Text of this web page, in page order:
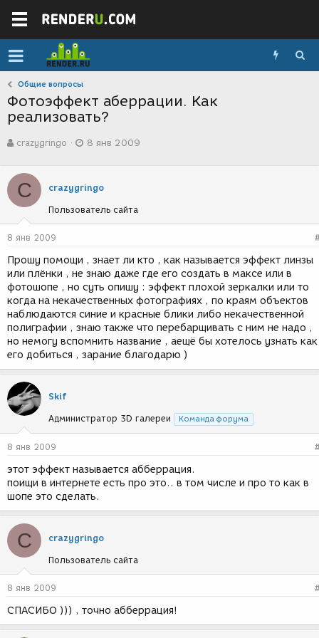
Общие вопросы
Фотоэффект аберрации. Как
реализовать?
в
о
р
т
е
м
ы
crazygringo
а
с
з
д
и
я
8 янв 2009
C crazygringo
Пользователь сайта
8 янв 2009
Прошу помощи , знает ли кто , как называется эффект линзы
или плёнки , не знаю даже где его создать в максе или в
фотошопе , но суть опишу : эффект плохой зеркалки или то
когда на некачественных фотографиях , по краям объектов
наблюдаются синие и красные блики либо некачественной
полиграфии , знаю также что перебарщивать с ним не надо ,
но немогу вспомнить название , аещё бы хотелось узнать как
его добиться , зарание благодарю )
Skif
Администратор 3D галереи Команда форума
8 янв 2009
этот эффект называется абберрация.
поищи в интернете есть про это.. в том числе и про то как в
шопе это сделать.
C crazygringo
Пользователь сайта
8 янв 2009
СПАСИБО ))) , точно абберрация!